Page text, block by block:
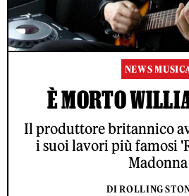
NEWS
È MORTO
Il produttore britannico
i suoi lavori più famosi
Madonna
DI ROLLING